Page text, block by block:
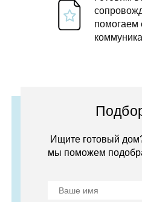
помогаем
Ищите готовый
мы поможем